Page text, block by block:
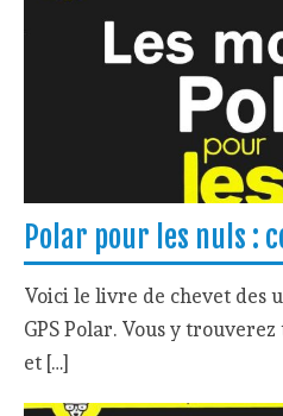
Polar pour les nuls :
Voici le livre de chevet des
GPS Polar. Vous y
et […]